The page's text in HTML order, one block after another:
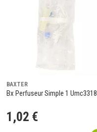
BAXTER
Bx Perfuseur Simple 1 Umc3318
1 ,02 €